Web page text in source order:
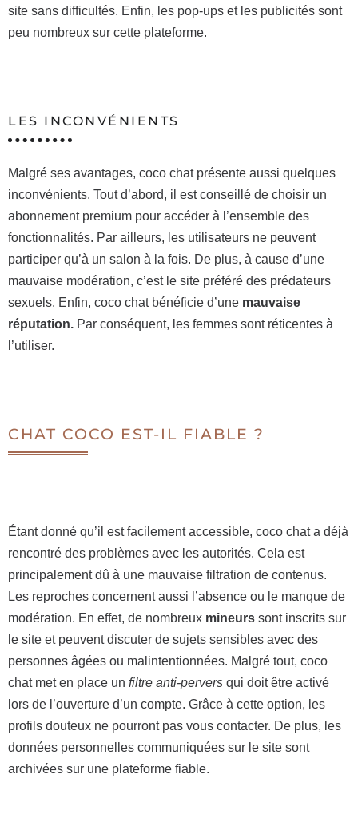
site sans difficultés. Enfin, les pop-ups et les publicités sont
peu nombreux sur cette plateforme.
LES INCONVÉNIENTS
Malgré ses avantages, coco chat présente aussi quelques
inconvénients. Tout d’abord, il est conseillé de choisir un
abonnement premium pour accéder à l’ensemble des
fonctionnalités. Par ailleurs, les utilisateurs ne peuvent
participer qu’à un salon à la fois. De plus, à cause d’une
mauvaise modération, c’est le site préféré des prédateurs
sexuels. Enfin, coco chat bénéficie d’une mauvaise
réputation. Par conséquent, les femmes sont réticentes à
l’utiliser.
CHAT COCO EST-IL FIABLE ?
Étant donné qu’il est facilement accessible, coco chat a déjà
rencontré des problèmes avec les autorités. Cela est
principalement dû à une mauvaise filtration de contenus.
Les reproches concernent aussi l’absence ou le manque de
modération. En effet, de nombreux mineurs sont inscrits sur
le site et peuvent discuter de sujets sensibles avec des
personnes âgées ou malintentionnées. Malgré tout, coco
chat met en place un filtre anti-pervers qui doit être activé
lors de l’ouverture d’un compte. Grâce à cette option, les
profils douteux ne pourront pas vous contacter. De plus, les
données personnelles communiquées sur le site sont
archivées sur une plateforme fiable.